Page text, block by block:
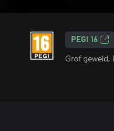
PEGI 16
Grof geweld,